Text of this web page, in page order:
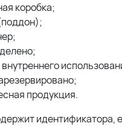
коробка;
продукция.
идентификатора,